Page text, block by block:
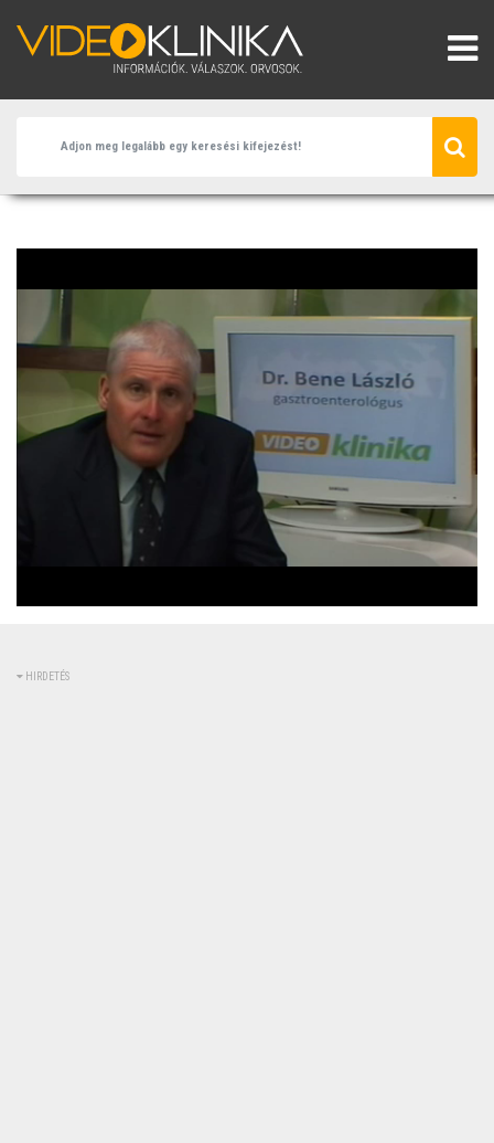
kikapcsolva
0%
0%
HIRDETÉS